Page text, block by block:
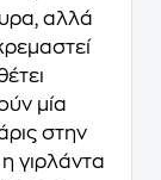
αλλά
μία
στην
γιρλάντα